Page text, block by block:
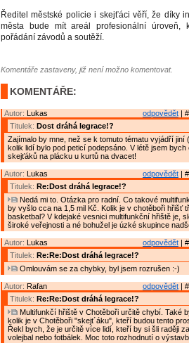
Ředitel městské policie i skejťáci věří, že díky
města bude mít areál profesionální úroveň,
pořádání závodů a soutěží.
Komentáře zastaveny, již není možno komentovat.
KOMENTÁŘE:
odpovědět |
Autor: Lukas
Titulek: Dost dráhá legrace!?
Zajímalo by mne, než se k tomuto tématu vyjádří jiní
kolik lidí bylo pod peticí podepsáno. V létě jsem bych
skejťáků na plácku u kurtů na dvacet!
odpovědět |
Autor: Lukas
Titulek: Re:Dost dráhá legrace!?
Nedá mi to. Otázka pro radní. Co takové
by vyšlo cca na 1,5 mil Kč. Kolik je v chotěboři hřišť
basketbal? V kdejaké vesnici multifunkční hřiště je,
široké veřejnosti a né bohužel je úzké skupince
odpovědět |
Autor: Lukas
Titulek: Re:Re:Dost dráhá legrace!?
Omlouvám se za chybky, byl jsem rozrušen :-)
odpovědět |
Autor: Rafan
Titulek: Re:Re:Dost dráhá legrace!?
Multifunkčí hřiště v Chotěboři určitě chybí. Také
kolik je v Chotěboři "skejt´áku", kteří budou tento
Řekl bych, že je určitě více lidí, kteří by si šli raději
volejbal nebo fotbálek. Moc toto rozhodnutí o